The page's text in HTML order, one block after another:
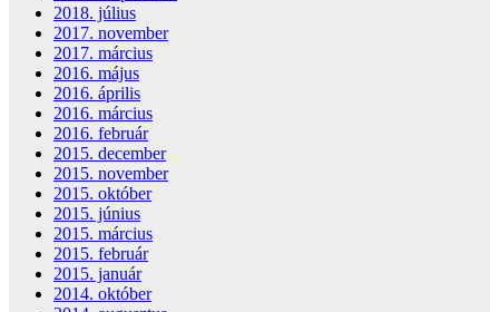
2018. július
2017. november
2017. március
2016. május
2016. április
2016. március
2016. február
2015. december
2015. november
2015. október
2015. június
2015. március
2015. február
2015. január
2014. október